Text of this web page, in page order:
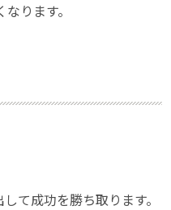
ります。
て成功を勝ち取ります。